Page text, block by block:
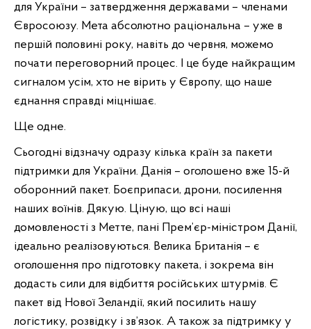
для України – затвердження державами – членами
Євросоюзу. Мета абсолютно раціональна – уже в
першій половині року, навіть до червня, можемо
почати переговорний процес. І це буде найкращим
сигналом усім, хто не вірить у Європу, що наше
єднання справді міцнішає.
Ще одне.
Сьогодні відзначу одразу кілька країн за пакети
підтримки для України. Данія – оголошено вже 15-й
оборонний пакет. Боєприпаси, дрони, посилення
наших воїнів. Дякую. Ціную, що всі наші
домовленості з Метте, пані Прем’єр-міністром Данії,
ідеально реалізовуються. Велика Британія – є
оголошення про підготовку пакета, і зокрема він
додасть сили для відбиття російських штурмів. Є
пакет від Нової Зеландії, який посилить нашу
логістику, розвідку і зв’язок. А також за підтримку у